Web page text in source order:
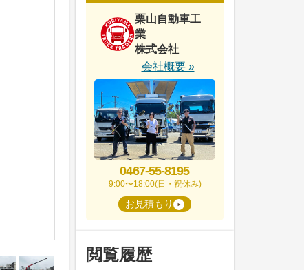
栗山自動車工
業
株式会社
会社概要 »
0467-55-8195
9:00〜18:00(日・祝休み)
お見積もり
閲覧履歴